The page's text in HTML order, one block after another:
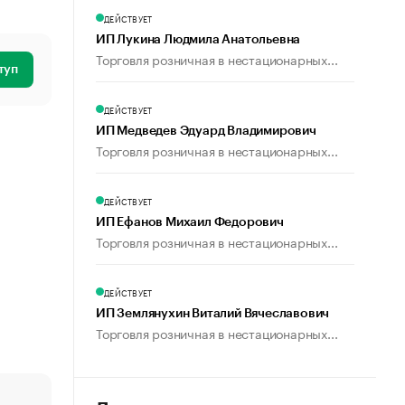
ДЕЙСТВУЕТ
ИП Лукина Людмила Анатольевна
Торговля розничная в нестационарных...
ДЕЙСТВУЕТ
ИП Медведев Эдуард Владимирович
Торговля розничная в нестационарных...
ДЕЙСТВУЕТ
ИП Ефанов Михаил Федорович
Торговля розничная в нестационарных...
ДЕЙСТВУЕТ
ИП Землянухин Виталий Вячеславович
Торговля розничная в нестационарных...